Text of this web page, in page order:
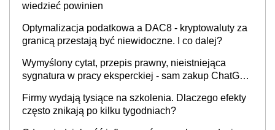
wiedzieć powinien
Optymalizacja podatkowa a DAC8 - kryptowaluty za
granicą przestają być niewidoczne. I co dalej?
Wymyślony cytat, przepis prawny, nieistniejąca
sygnatura w pracy eksperckiej - sam zakup ChatGPT
Firmy wydają tysiące na szkolenia. Dlaczego efekty
często znikają po kilku tygodniach?